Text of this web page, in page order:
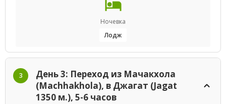
Ночевка
Лодж
3
День 3: Переход из Мачакхола
(Machhakhola), в Джагат (Jagat
1350 м.), 5-6 часов